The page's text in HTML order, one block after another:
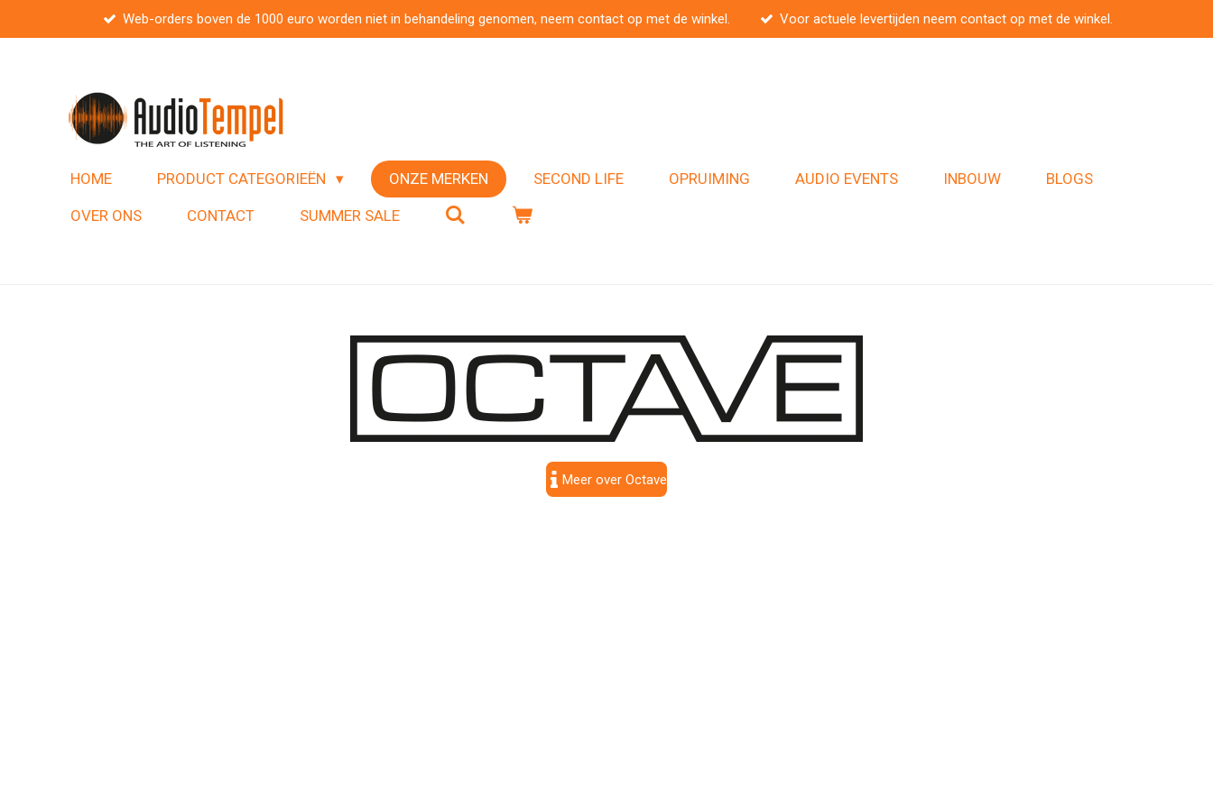
hoofdinhoud
Web-orders boven de 1000 euro worden niet in behandeling genomen, neem contact op met de winkel. Voor actuele levertijden neem contact op met de winkel.
HOME PRODUCT CATEGORIEËN ONZE MERKEN SECOND LIFE OPRUIMING AUDIO EVENTS INBOUW BLOGS
OVER ONS CONTACT SUMMER SALE
Meer over Octave